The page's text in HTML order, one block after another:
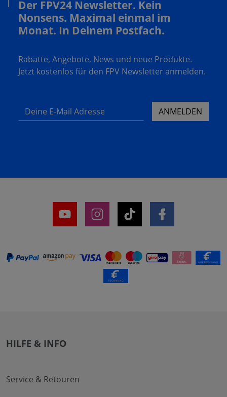
Der FPV24 Newsletter. Kein
Nonsens. Maximal einmal im
Monat. In Deinem Postfach.
Rabatte, Angebote, News und neue Produkte.
Jetzt kostenlos für den FPV Newsletter anmelden.
Deine E-Mail Adresse ANMELDEN
HILFE & INFO
Service & Retouren